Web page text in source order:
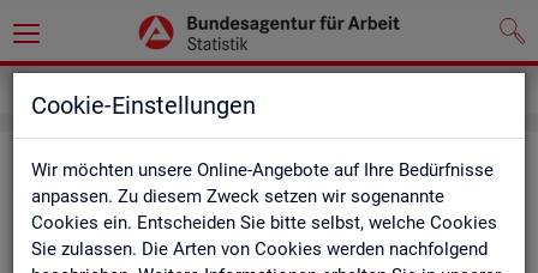
Cookie-Einstellungen
Wir möchten unsere Online-Angebote auf Ihre Bedürfnisse
anpassen. Zu diesem Zweck setzen wir sogenannte
Cookies ein. Entscheiden Sie bitte selbst, welche Cookies
Sie zulassen. Die Arten von Cookies werden nachfolgend
Im­pres­sum der Sta­tis­tik der Bun­
des­agen­tur für Ar­beit (BA)
In­for­ma­tio­nen über den Her­aus­ge­ber